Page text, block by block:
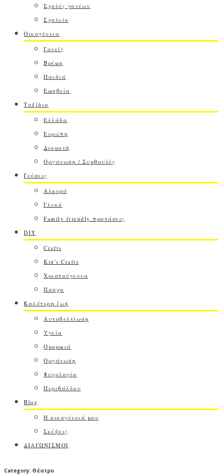
Σχολές γονέων
Σχολείο
Οικογένεια
Γονείς
Βρέφη
Παιδιά
Εφηβεία
Ταξίδια
Ελλάδα
Ευρώπη
Διαμονή
Οργάνωση / Συμβουλές
Γεύσεις
Αλμυρό
Γλυκό
Family friendly προτάσεις
DIY
Crafts
Kid's Crafts
Χριστούγεννα
Πάσχα
Καλύτερη ζωή
Αυτοβελτίωση
Υγεία
Ομορφιά
Οργάνωση
Ψυχολογία
Περιβάλλον
Blog
Η οικογένειά μου
Σκέψεις
ΔΙΑΓΩΝΙΣΜΟΙ
Category: Θέατρο